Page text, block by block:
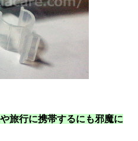
旅行に携帯するにも邪魔に